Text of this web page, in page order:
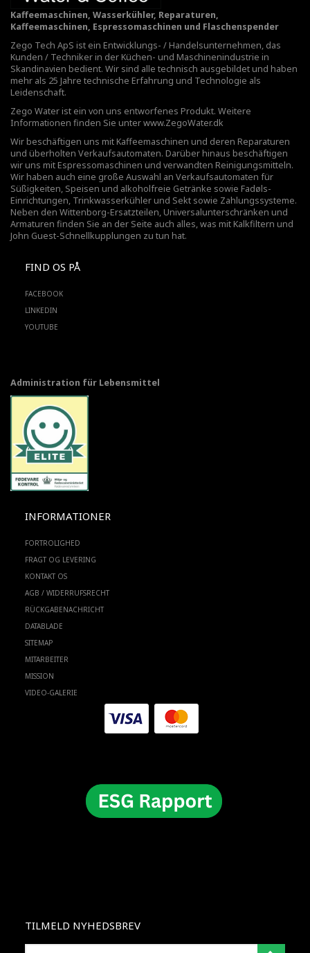
Kaffeemaschinen, Wasserkühler, Reparaturen,
Kaffeemaschinen, Espressomaschinen und Flaschenspender
Zego Tech ApS ist ein Entwicklungs- / Handelsunternehmen, das
Kunden / Techniker in der Küchen- und Maschinenindustrie in
Skandinavien bedient. Wir sind alle technisch ausgebildet und haben
mehr als 25 Jahre technische Erfahrung und Technologie als
Leidenschaft.
Zego Water ist ein von uns entworfenes Produkt. Weitere
Informationen finden Sie unterwww.ZegoWater.dk
Wir beschäftigen uns mit Kaffeemaschinen und deren Reparaturen
und überholten Verkaufsautomaten. Darüber hinaus beschäftigen
wir uns mit Espressomaschinen und verwandten Reinigungsmitteln.
Wir haben auch eine große Auswahl an Verkaufsautomaten für
Süßigkeiten, Speisen und alkoholfreie Getränke sowie Fadøls-
Einrichtungen, Trinkwasserkühler und Sekt sowie Zahlungssysteme.
Neben den Wittenborg-Ersatzteilen, Universalunterschränken und
Armaturen finden Sie an der Seite auch alles, was mit Kalkfiltern und
John Guest-Schnellkupplungen zu tun hat.
FIND OS PÅ
FACEBOOK
LINKEDIN
YOUTUBE
Administration für Lebensmittel
INFORMATIONER
FORTROLIGHED
FRAGT OG LEVERING
KONTAKT OS
AGB / WIDERRUFSRECHT
RÜCKGABENACHRICHT
DATABLADE
SITEMAP
MITARBEITER
MISSION
VIDEO-GALERIE
TILMELD NYHEDSBREV